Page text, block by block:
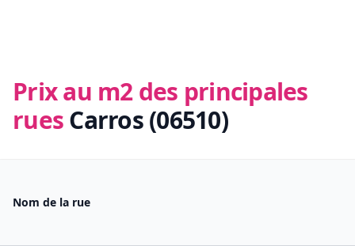
Prix au m2 des principales
ruesCarros (06510)
Nom de la rue